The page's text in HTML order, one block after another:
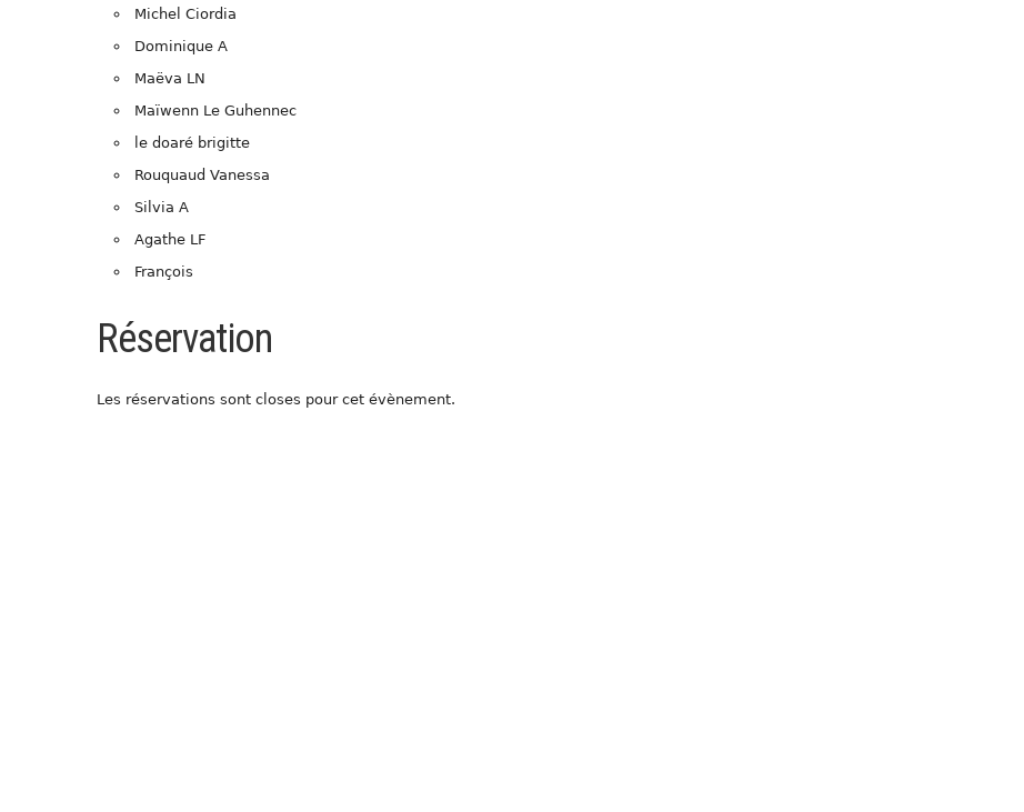
Michel Ciordia
Dominique A
Maëva LN
Maïwenn Le Guhennec
le doaré brigitte
Rouquaud Vanessa
Silvia A
Agathe LF
François
Réservation
Les réservations sont closes pour cet évènement.